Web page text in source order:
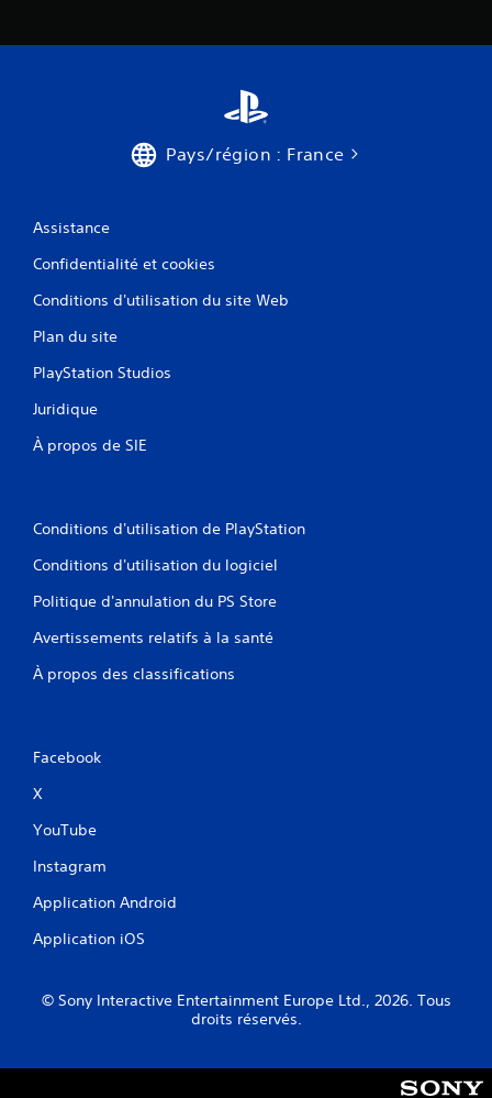
Pays/région : France
Assistance
Confidentialité et cookies
Conditions d'utilisation du site Web
Plan du site
PlayStation Studios
Juridique
À propos de SIE
Conditions d'utilisation de PlayStation
Conditions d'utilisation du logiciel
Politique d'annulation du PS Store
Avertissements relatifs à la santé
À propos des classifications
Facebook
X
YouTube
Instagram
Application Android
Application iOS
© Sony Interactive Entertainment Europe Ltd., 2026. Tous
droits réservés.